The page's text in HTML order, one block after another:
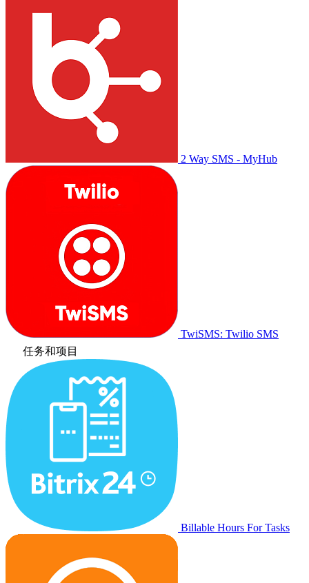
2 Way SMS - MyHub
TwiSMS: Twilio SMS
任务和项目
Billable Hours For Tasks